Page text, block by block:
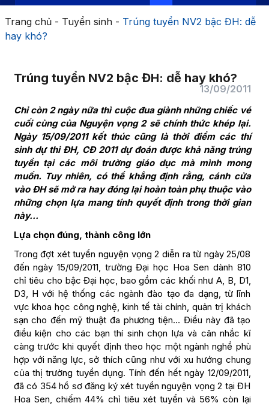
Trang chủ- Tuyển sinh- Trúng tuyển NV2 bậc ĐH: dễ
hay khó?
Trúng tuyển NV2 bậc ĐH: dễ hay khó?
13/09/2011
Chỉ còn 2 ngày nữa thì cuộc đua giành những chiếc vé
cuối cùng của Nguyện vọng 2 sẽ chính thức khép lại.
Ngày 15/09/2011 kết thúc cũng là thời điểm các thí
sinh dự thi ĐH, CĐ 2011 dự đoán được khả năng trúng
tuyển tại các môi trường giáo dục mà mình mong
muốn. Tuy nhiên, có thể khẳng định rằng, cánh cửa
vào ĐH sẽ mở ra hay đóng lại hoàn toàn phụ thuộc vào
những chọn lựa mang tính quyết định trong thời gian
này…
Lựa chọn đúng, thành công lớn
Trong đợt xét tuyển nguyện vọng 2 diễn ra từ ngày 25/08
đến ngày 15/09/2011, trường Đại học Hoa Sen dành 810
chỉ tiêu cho bậc Đại học, bao gồm các khối như A, B, D1,
D3, H với hệ thống các ngành đào tạo đa dạng, từ lĩnh
vực khoa học công nghệ, kinh tế tài chính, quản trị khách
sạn cho đến mỹ thuật đa phương tiện… Điều này đã tạo
điều kiện cho các bạn thí sinh chọn lựa và cân nhắc kĩ
càng trước khi quyết định theo học một ngành nghề phù
hợp với năng lực, sở thích cũng như với xu hướng chung
của thị trường tuyển dụng. Tính đến hết ngày 12/09/2011,
đã có 354 hồ sơ đăng ký xét tuyển nguyện vọng 2 tại ĐH
Hoa Sen, chiếm 44% chỉ tiêu xét tuyển và 56% còn lại